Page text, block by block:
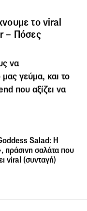
το viral
– Πόσες
να
γεύμα, και το
που αξίζει να
Salad: H
πράσινη σαλάτα που
viral (συνταγή)